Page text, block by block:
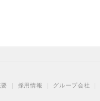
採用情報 グループ会社